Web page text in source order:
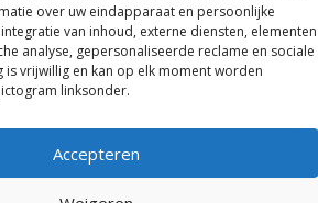
over uw eindapparaat en persoonlijke
van inhoud, externe diensten, elementen
analyse, gepersonaliseerde reclame en sociale
is vrijwillig en kan op elk moment worden
linksonder.
Accepteren
Spaarnwoude.